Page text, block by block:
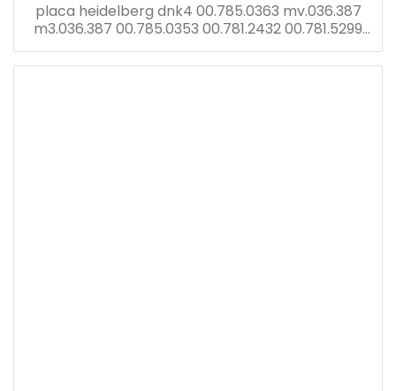
placa heidelberg dnk4 00.785.0363 mv.036.387
m3.036.387 00.785.0353 00.781.2432 00.781.5299
cp pantalla tronic con tarjeta dnk2